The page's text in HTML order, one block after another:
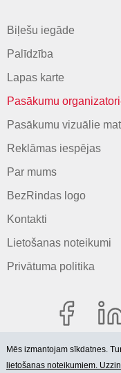
Biļešu iegāde
Palīdzība
Lapas karte
Pasākumu
Pasākumu vizuālie
Reklāmas iespējas
Par mums
BezRindas logo
Kontakti
Lietošanas noteikumi
Privātuma politika
Mēs izmantojam sīkdatnes.
lietošanas noteikumiem.